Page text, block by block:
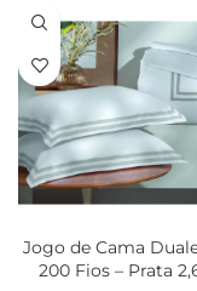
Jogo de Cama
200 Fios – Prata